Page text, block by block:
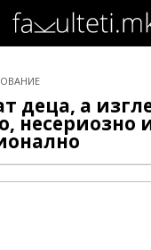
деца, а
несериозно